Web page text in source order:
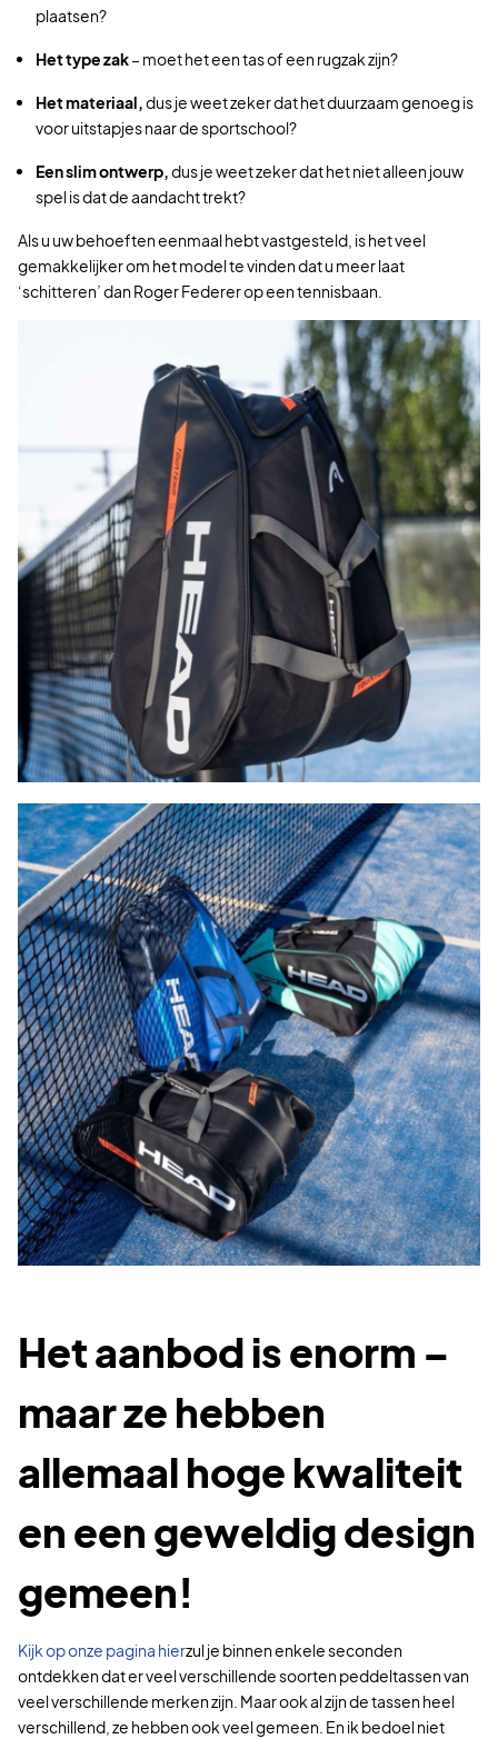
plaatsen?
Het type zak– moet het een tas of een rugzak zijn?
Het materiaal,dus je weet zeker dat het duurzaam genoeg is
voor uitstapjes naar de sportschool?
Een slim ontwerp,dus je weet zeker dat het niet alleen jouw
spel is dat de aandacht trekt?
Als u uw behoeften eenmaal hebt vastgesteld, is het veel
gemakkelijker om het model te vinden dat u meer laat
‘schitteren’ dan Roger Federer op een tennisbaan.
Het aanbod is enorm –
maar ze hebben
allemaal hoge kwaliteit
en een geweldig design
gemeen!
Kijk op onze pagina hierzul je binnen enkele seconden
ontdekken dat er veel verschillende soorten peddeltassen van
veel verschillende merken zijn. Maar ook al zijn de tassen heel
verschillend, ze hebben ook veel gemeen. En ik bedoel niet